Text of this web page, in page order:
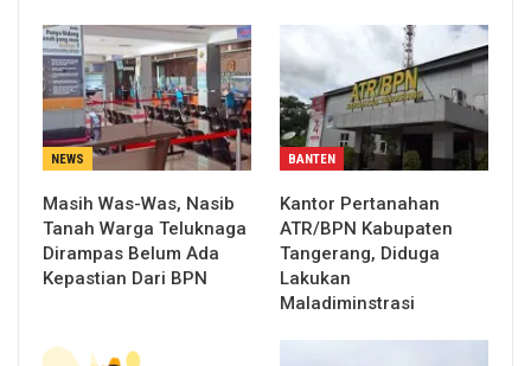
NEWS
Masih Was-Was, Nasib
Tanah Warga Teluknaga
Dirampas Belum Ada
Kepastian Dari BPN
BANTEN
Kantor Pertanahan
ATR/BPN Kabupaten
Tangerang, Diduga
Lakukan
Maladiminstrasi